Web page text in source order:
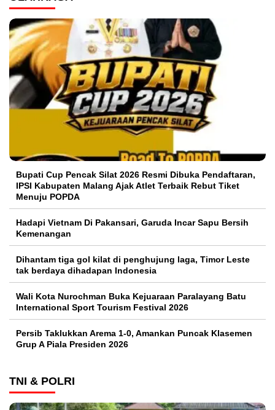
Bupati Cup Pencak Silat 2026 Resmi Dibuka Pendaftaran,
IPSI Kabupaten Malang Ajak Atlet Terbaik Rebut Tiket
Menuju POPDA
Hadapi Vietnam Di Pakansari, Garuda Incar Sapu Bersih
Kemenangan
Dihantam tiga gol kilat di penghujung laga, Timor Leste
tak berdaya dihadapan Indonesia
Wali Kota Nurochman Buka Kejuaraan Paralayang Batu
International Sport Tourism Festival 2026
Persib Taklukkan Arema 1-0, Amankan Puncak Klasemen
Grup A Piala Presiden 2026
TNI & POLRI